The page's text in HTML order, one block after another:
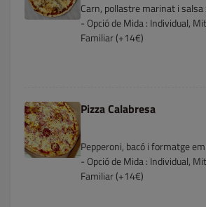
Carn, pollastre marinat i salsa
- Opció de Mida : Individual,
Familiar (+14€)
Pizza Calabresa
Pepperoni, bacó i formatge
- Opció de Mida : Individual,
Familiar (+14€)